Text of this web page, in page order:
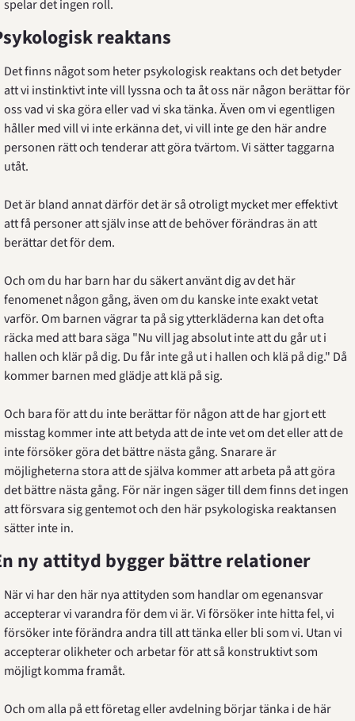
spelar det ingen roll.
reaktans
Det finns något som heter psykologisk reaktans och det betyder
att vi instinktivt inte vill lyssna och ta åt oss när någon berättar för
oss vad vi ska göra eller vad vi ska tänka. Även om vi egentligen
håller med vill vi inte erkänna det, vi vill inte ge den här andre
personen rätt och tenderar att göra tvärtom. Vi sätter taggarna
utåt.
Det är bland annat därför det är så otroligt mycket mer effektivt
att få personer att själv inse att de behöver förändras än att
berättar det för dem.
Och om du har barn har du säkert använt dig av det här
fenomenet någon gång, även om du kanske inte exakt vetat
varför. Om barnen vägrar ta på sig ytterkläderna kan det ofta
räcka med att bara säga "Nu vill jag absolut inte att du går ut i
hallen och klär på dig. Du får inte gå ut i hallen och klä på dig." Då
kommer barnen med glädje att klä på sig.
Och bara för att du inte berättar för någon att de har gjort ett
misstag kommer inte att betyda att de inte vet om det eller att de
inte försöker göra det bättre nästa gång. Snarare är
möjligheterna stora att de själva kommer att arbeta på att göra
det bättre nästa gång. För när ingen säger till dem finns det ingen
att försvara sig gentemot och den här psykologiska reaktansen
sätter inte in.
ny attityd bygger bättre relationer
När vi har den här nya attityden som handlar om egenansvar
accepterar vi varandra för dem vi är. Vi försöker inte hitta fel, vi
försöker inte förändra andra till att tänka eller bli som vi. Utan vi
accepterar olikheter och arbetar för att så konstruktivt som
möjligt komma framåt.
Och om alla på ett företag eller avdelning börjar tänka i de här